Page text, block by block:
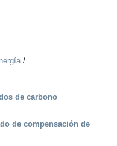
/
de carbono
de compensación de